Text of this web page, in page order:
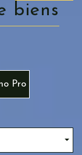
biens
Pro